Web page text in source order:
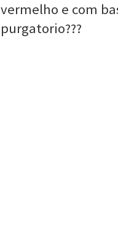
vermelho e com
purgatorio???